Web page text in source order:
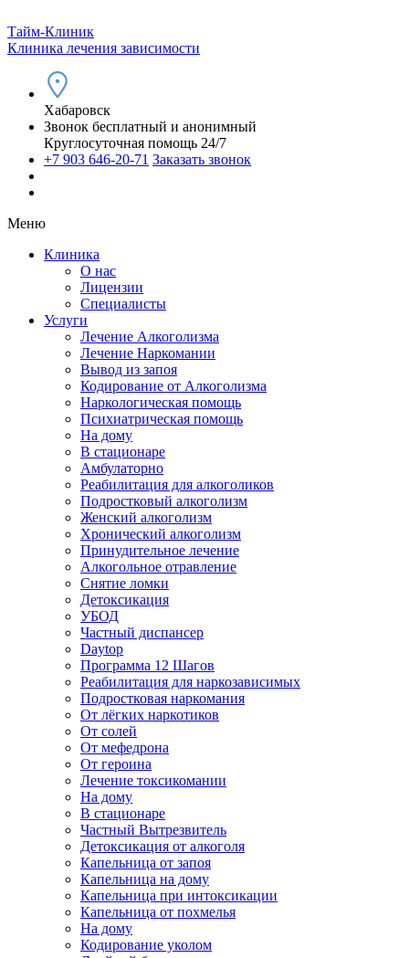
Тайм-Клиник
Клиника лечения зависимости
Хабаровск
Звонок бесплатный и анонимный
Круглосуточная помощь 24/7
+7 903 646-20-71 Заказать звонок
Меню
Клиника
О нас
Лицензии
Специалисты
Услуги
Лечение Алкоголизма
Лечение Наркомании
Вывод из запоя
Кодирование от Алкоголизма
Наркологическая помощь
Психиатрическая помощь
На дому
В стационаре
Амбулаторно
Реабилитация для алкоголиков
Подростковый алкоголизм
Женский алкоголизм
Хронический алкоголизм
Принудительное лечение
Алкогольное отравление
Снятие ломки
Детоксикация
УБОД
Частный диспансер
Daytop
Программа 12 Шагов
Реабилитация для наркозависимых
Подростковая наркомания
От лёгких наркотиков
От солей
От мефедрона
От героина
Лечение токсикомании
На дому
В стационаре
Частный Вытрезвитель
Детоксикация от алкоголя
Капельница от запоя
Капельница на дому
Капельница при интоксикации
Капельница от похмелья
На дому
Кодирование уколом